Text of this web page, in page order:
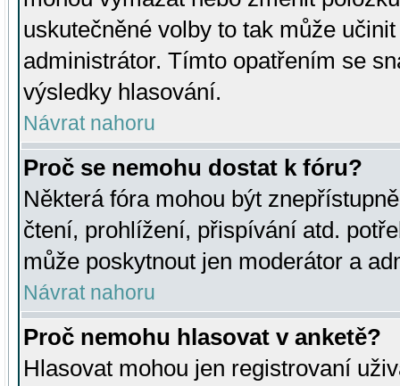
uskutečněné volby to tak může
administrátor. Tímto opatřením se
výsledky hlasování.
Návrat nahoru
Proč se nemohu dostat k fóru?
Některá fóra mohou být
čtení, prohlížení, přispívání atd.
může poskytnout jen moderátor a
Návrat nahoru
Proč nemohu hlasovat v anketě?
Hlasovat mohou jen registrovaní